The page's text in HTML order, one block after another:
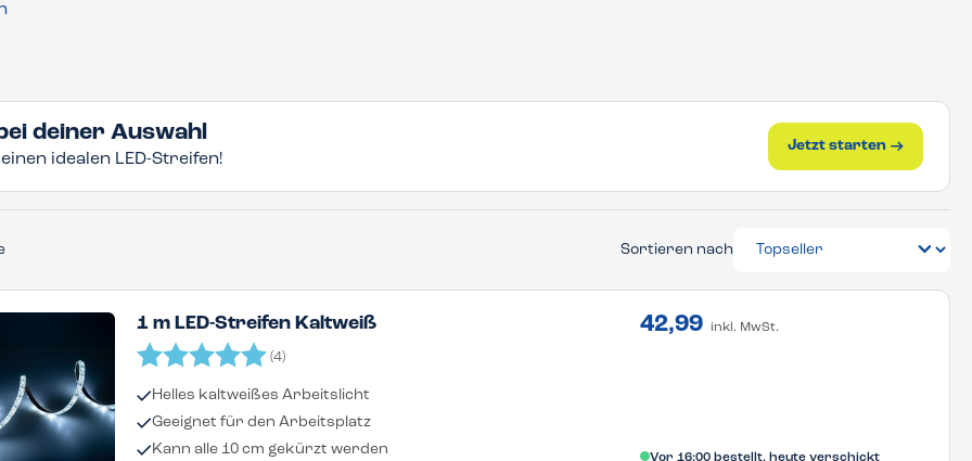
deiner Auswahl
idealen LED-Streifen!
Jetzt starten
Sortieren nach
1 m LED-Streifen Kaltweiß
Bewertung: (4)
Helles kaltweißes Arbeitslicht
Geeignet für den Arbeitsplatz
Kann alle 10 cm gekürzt werden
42,99 inkl. MwSt.
Vor 16:00 bestellt, heute verschickt